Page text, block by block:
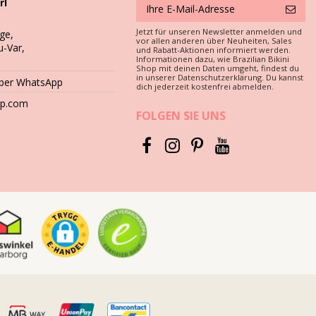
dieser einige Jahre gebrauchsfähig bleibt?
wie Beton, Steine (z. B. Swimmingpool-Umrandungen)
abzuraten. Sie können die Farbe zerstören. Es ist besser, Ihre
Var,
WhatsApp
Jetzt für unseren Newsletter anmelden und
vor allen anderen über Neuheiten, Sales
und Rabatt-Aktionen informiert werden.
Informationen dazu, wie Brazilian Bikini
Shop mit deinen Daten umgeht, findest du
in unserer Datenschutzerklärung. Du kannst
dich jederzeit kostenfrei abmelden.
FOLGEN SIE UNS